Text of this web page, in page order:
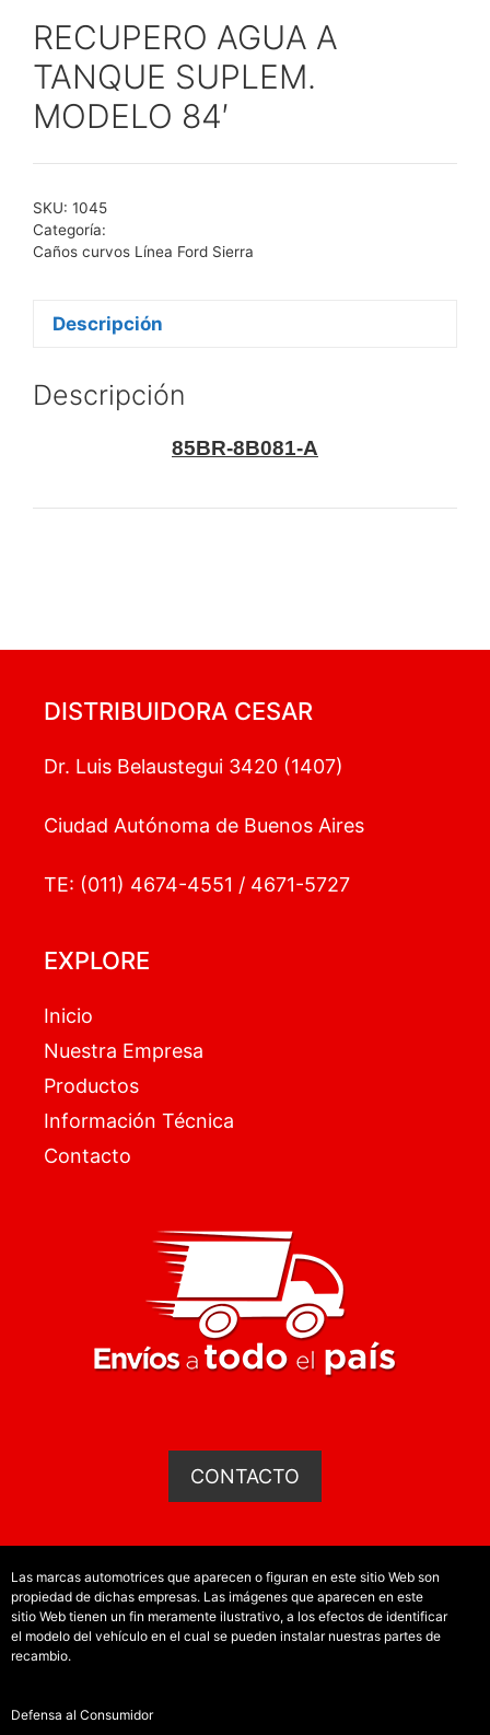
RECUPERO AGUA A
TANQUE SUPLEM.
MODELO 84′
SKU: 1045
Categoría:
Caños curvos Línea Ford Sierra
Descripción
Descripción
85BR-8B081-A
DISTRIBUIDORA CESAR
Dr. Luis Belaustegui 3420 (1407)
Ciudad Autónoma de Buenos Aires
TE: (011) 4674-4551 / 4671-5727
EXPLORE
Inicio
Nuestra Empresa
Productos
Información Técnica
Contacto
CONTACTO
Las marcas automotrices que aparecen o figuran en este sitio Web son
propiedad de dichas empresas. Las imágenes que aparecen en este
sitio Web tienen un fin meramente ilustrativo, a los efectos de identificar
el modelo del vehículo en el cual se pueden instalar nuestras partes de
recambio.
Defensa al Consumidor